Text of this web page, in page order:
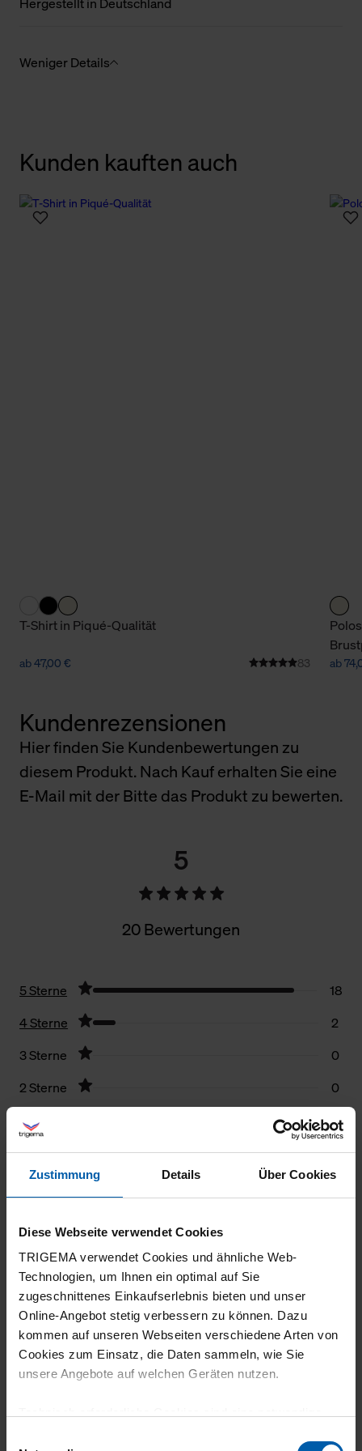
Zustimmung Details Über Cookies
Diese Webseite verwendet Cookies
TRIGEMA verwendet Cookies und ähnliche Web-
Technologien, um Ihnen ein optimal auf Sie
zugeschnittenes Einkaufserlebnis bieten und unser
Online-Angebot stetig verbessern zu können. Dazu
kommen auf unseren Webseiten verschiedene Arten von
Cookies zum Einsatz, die Daten sammeln, wie Sie
unsere Angebote auf welchen Geräten nutzen.
Weniger Details
Kunden kauften auch
T-Shirt in Piqué-Qualität
ab 47,00 € 83 ab
Kundenrezensionen
Hier finden Sie Kundenbewertungen zu
diesem Produkt. Nach Kauf erhalten Sie eine
E-Mail mit der Bitte das Produkt zu bewerten.
5
20 Bewertungen
5 Sterne
18
4 Sterne
2
3 Sterne
0
2 Sterne
0
1 Stern
0
22.07.2026
5
Gute Farbliche Abstimmung
18.07.2026
5